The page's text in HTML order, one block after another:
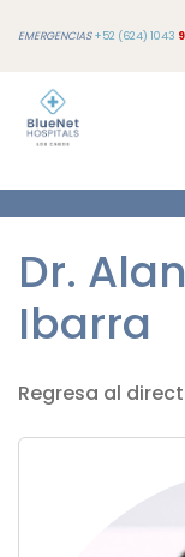
EMERGENCIAS+52 (624) 1043
Dr.
Ibarra
Regresa al